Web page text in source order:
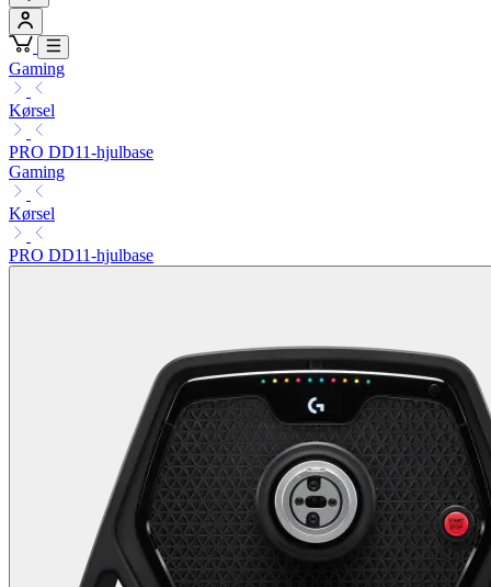
Gaming
Kørsel
PRO DD11-hjulbase
Gaming
Kørsel
PRO DD11-hjulbase